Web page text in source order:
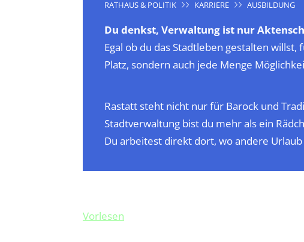
RATHAUS & POLITIK KARRIERE AUSBILDUNG
Du denkst, Verwaltung ist nur
Egal ob du das Stadtleben gestalten
Platz, sondern auch jede Menge
Rastatt steht nicht nur für Barock und
Stadtverwaltung bist du mehr als ein
Du arbeitest direkt dort, wo andere
Vorlesen